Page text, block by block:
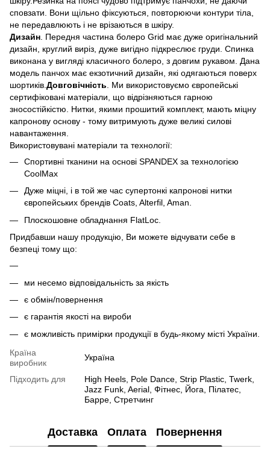
сповзати. Вони щільно фіксуються, повторюючи контури тіла,
не передавлюють і не врізаються в шкіру.
Дизайн . Передня частина болеро Grid має дуже оригінальний
дизайн, круглий виріз, дуже вигідно підкреслює груди. Спинка
виконана у вигляді класичного болеро, з довгим рукавом. Дана
модель панчох має екзотичний дизайн, які одягаються поверх
шортиків. Довговічність . Ми використовуємо європейські
сертифіковані матеріали, що відрізняються гарною
зносостійкістю. Нитки, якими прошитий комплект, мають міцну
капронову основу - тому витримують дуже великі силові
навантаження.
Використовувані матеріали та технології:
Спортивні тканини на основі SPANDEX за технологією
CoolMax
Дуже міцні, і в той же час супертонкі капронові нитки
європейських брендів Coats, Alterfil, Aman.
Плоскошовне обладнання FlatLoc.
Придбавши нашу продукцію, Ви можете відчувати себе в
безпеці тому що:
ми несемо відповідальність за якість
є обмін/повернення
є гарантія якості на вироби
є можливість примірки продукції в будь-якому місті України.
Країна
виробник
Україна
Підходить для
High Heels, Pole Dance, Strip Plastic, Twerk,
Jazz Funk, Aerial, Фітнес, Йога, Пілатес,
Барре, Стретчинг
Доставка Оплата Повернення